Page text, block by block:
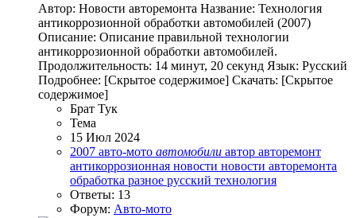
Автор: Новости авторемонта Название: Технология
антикоррозионной обработки автомобилей (2007)
Описание: Описание правильной технологии
антикоррозионной обработки автомобилей.
Продолжительность: 14 минут, 20 секунд Язык: Русский
Подробнее: [Скрытое содержимое] Скачать: [Скрытое
содержимое]
Брат Тук
Тема
15 Июл 2024
2007 авто-мото автомобили автор авторемонт
антикоррозионная новости новости авторемонта
обработка разное русский технология
Ответы: 13
Форум: Авто-мото